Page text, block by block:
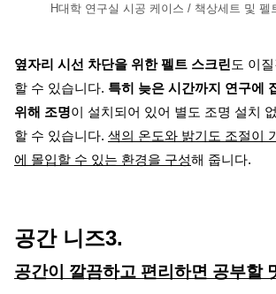
H대학 연구실 시공 케이스 / 책상세트 및 펠
옆자리 시선 차단을 위한 펠트 스크린 도 이
할 수 있습니다. 특히 늦은 시간까지 연구에
위해 조명이 설치되어 있어 별도 조명 설치
할 수 있습니다. 색의 온도와 밝기도 조절이
에 몰입할 수 있는 환경을 구성해 줍니다.
공간 니즈3.
공간이 깔끔하고 편리하면 공부할